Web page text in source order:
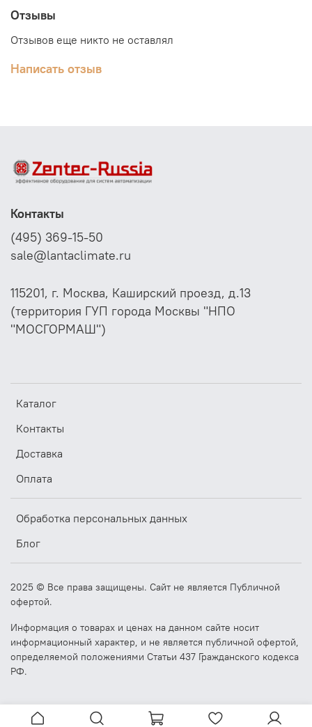
Встраиваемые ⁄ погружные датчики температуры
служат для измерения температуры (диапазон
измерения от -30 до +150°С) в жидкости и газе и
устанавливаются, например, в трубопроводах и
резервуарах. Датчики температуры S+S Regeltechnik
TF43 NTC10K 400mm используются в трубопроводах,
Для агрессивных сред необходимо использовать
погружные гильзы из высококачественной стали
(заказываются дополнительно).
Отзывы
Отзывов еще никто не оставлял
Написать отзыв
Каталог
Контакты
Доставка
Оплата
Обработка персональных данных
Блог
Контакты
(495) 369-15-50
sale@lantaclimate.ru
115201, г. Москва, Каширский проезд, д.13
(территория ГУП города Москвы "НПО
"МОСГОРМАШ")
2025 © Все права защищены. Сайт не является Публичной
офертой.
Информация о товарах и ценах на данном сайте носит
информационный характер, и не является публичной офертой,
определяемой положениями Статьи 437 Гражданского кодекса
РФ.